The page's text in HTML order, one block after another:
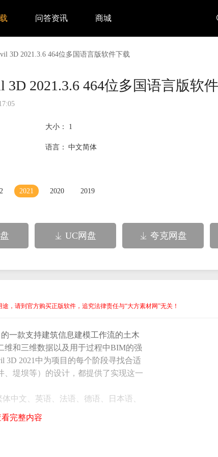
问答资讯 商城
3D 2021.3.6 464位多国语言版软件下载
3D 2021.3.6 464位多国语言版软
大小： 1
语言： 中文简体
2021 2020 2019
 UC网盘  夸克网盘
，请到官方购买正版软件，追究法律责任与“大方素材网”无关！
的一款支持建筑信息建模工作流的土木
维和三维数据以及用于过程中BIM的强
3D 2021中为项目的每个阶段寻找合适
堤坝等）的设计，都提供了实现这一
中文、英语、法语、德语、日本语、
、匈牙利语、葡萄牙巴西语。我们这
2021软件，请联系网站技术人员。
EAE6-4DB5-A1E9-
看完整内容